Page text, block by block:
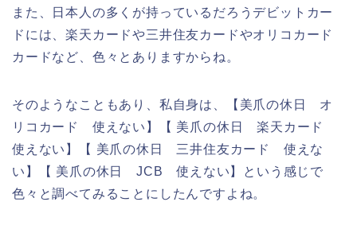
また、日本人の多くが持っているだろうデビットカー
ドには、楽天カードや三井住友カードやオリコカード
カードなど、色々とありますからね。
そのようなこともあり、私自身は、【美爪の休日 オ
リコカード 使えない】【 美爪の休日 楽天カード
使えない】【 美爪の休日 三井住友カード 使えな
い】【 美爪の休日 JCB 使えない】という感じで
色々と調べてみることにしたんですよね。